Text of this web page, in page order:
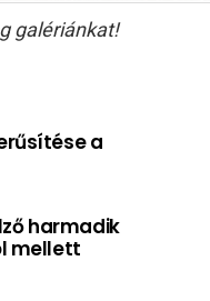
galériánkat!
a
harmadik
mellett